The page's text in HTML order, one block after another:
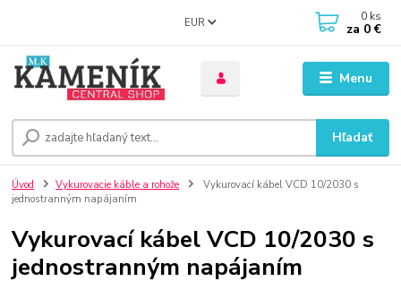
Menu
EUR
Hľadať
0 ks
za 0 €
Úvod Vykurovacie káble a rohože
Vykurovací kábel VCD 10/2030 s
jednostranným napájaním
Vykurovací kábel VCD 10/2030 s
jednostranným napájaním